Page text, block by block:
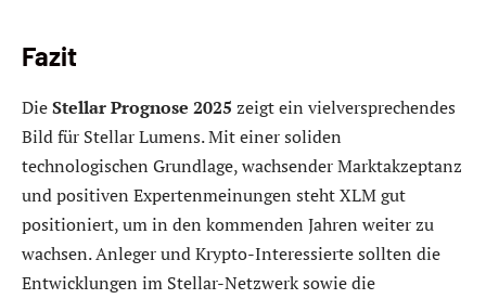
Fazit
DieStellar Prognose 2025 zeigt ein vielversprechendes
Bild für Stellar Lumens. Mit einer soliden
technologischen Grundlage, wachsender Marktakzeptanz
und positiven Expertenmeinungen steht XLM gut
positioniert, um in den kommenden Jahren weiter zu
wachsen. Anleger und Krypto-Interessierte sollten die
Entwicklungen im Stellar-Netzwerk sowie die